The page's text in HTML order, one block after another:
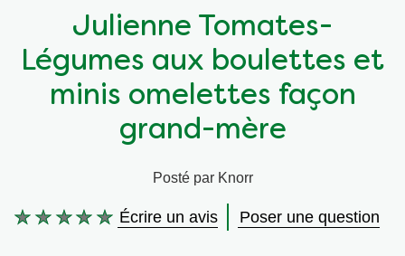
Végétarien
Ingrédients
Wraps aux légumes
Aides culinaires
Wraps aux légumes
Prêt à l'emploi
Julienne Tomates-
Légumes aux boulettes et
minis omelettes façon
grand-mère
Posté par Knorr
Aucune
Écrire un avis Poser une question